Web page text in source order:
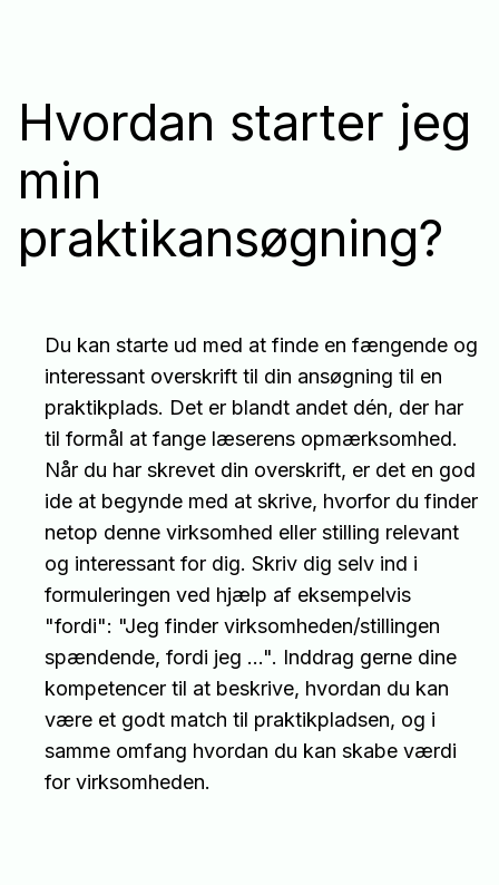
Hvordan starter jeg
min
praktikansøgning?
Du kan starte ud med at finde en fængende og
interessant overskrift til din ansøgning til en
praktikplads. Det er blandt andet dén, der har
til formål at fange læserens opmærksomhed.
Når du har skrevet din overskrift, er det en god
ide at begynde med at skrive, hvorfor du finder
netop denne virksomhed eller stilling relevant
og interessant for dig. Skriv dig selv ind i
formuleringen ved hjælp af eksempelvis
"fordi": "Jeg finder virksomheden/stillingen
spændende, fordi jeg ...". Inddrag gerne dine
kompetencer til at beskrive, hvordan du kan
være et godt match til praktikpladsen, og i
samme omfang hvordan du kan skabe værdi
for virksomheden.